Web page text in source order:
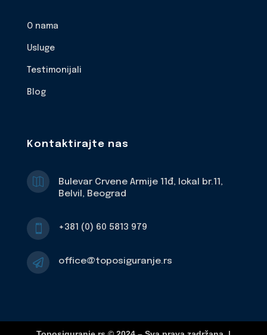
O nama
Usluge
Testimonijali
Blog
Kontaktirajte nas
Bulevar Crvene Armije 11đ, lokal br.11,
Belvil, Beograd
+381 (0) 60 5813 979
 office@toposiguranje.rs